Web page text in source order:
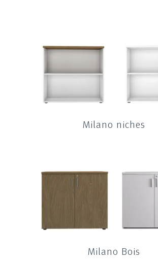
Milano niches
Milano Bois